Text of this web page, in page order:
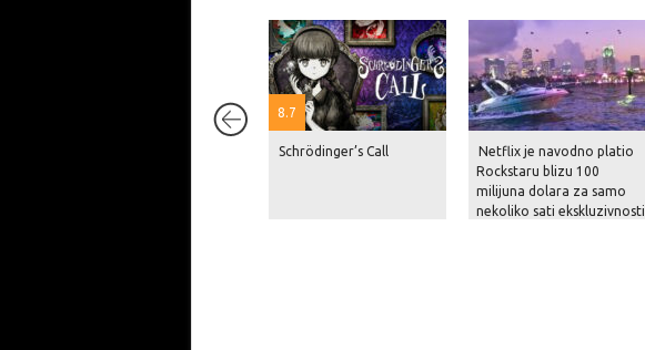
8.7
Schrödinger’s Call
Netflix je navodno platio
Rockstaru blizu 100
milijuna dolara za samo
nekoliko sati ekskluzivnosti